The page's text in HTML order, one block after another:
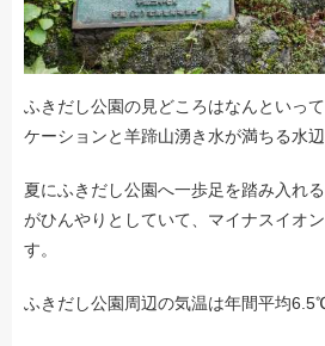
ふきだし公園の見どころはなんといっ
ケーションと羊蹄山湧き水が満ちる水辺
夏にふきだし公園へ一歩足を踏み入れ
がひんやりとしていて、マイナスイオ
す。
ふきだし公園周辺の気温は年間平均